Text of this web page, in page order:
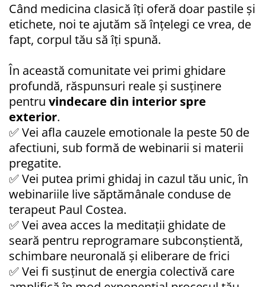
Când medicina clasică îți oferă doar pastile și
etichete, noi te ajutăm să înțelegi ce vrea, de
fapt, corpul tău să îți spună.
În această comunitate vei primi ghidare
profundă, răspunsuri reale și susținere
pentru vindecare din interior spre
exterior.
✅ Vei afla cauzele emotionale la peste 50 de
afectiuni, sub formă de webinarii si materii
pregatite.
✅ Vei putea primi ghidaj in cazul tău unic, în
webinariile live săptămânale conduse de
terapeut Paul Costea.
✅ Vei avea acces la meditații ghidate de
seară pentru reprogramare subconștientă,
schimbare neuronală și eliberare de frici
✅ Vei fi susținut de energia colectivă care